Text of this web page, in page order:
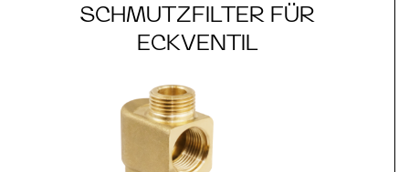
SCHMUTZFILTER FÜR
ECKVENTIL